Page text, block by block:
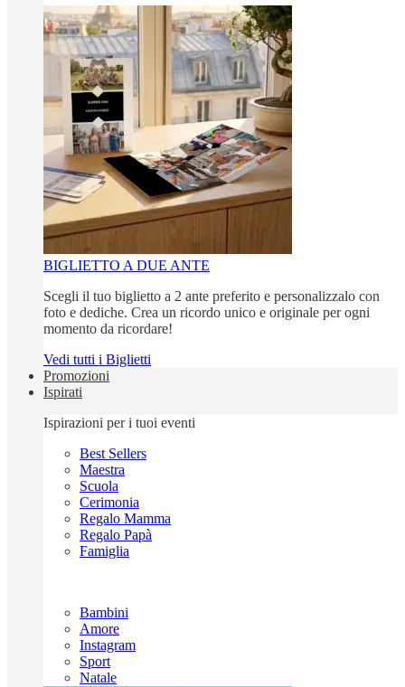
BIGLIETTO A DUE ANTE
Scegli il tuo biglietto a 2 ante preferito e personalizzalo con
foto e dediche. Crea un ricordo unico e originale per ogni
momento da ricordare!
Vedi tutti i Biglietti
Promozioni
Ispirati
Ispirazioni per i tuoi eventi
Best Sellers
Maestra
Scuola
Cerimonia
Regalo Mamma
Regalo Papà
Famiglia
Bambini
Amore
Instagram
Sport
Natale